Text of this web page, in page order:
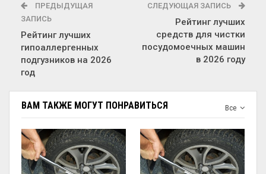
ПРЕДЫДУЩАЯ
ЗАПИСЬ
Рейтинг лучших
гипоаллергенных
подгузников на 2026
год
СЛЕДУЮЩАЯ ЗАПИСЬ
Рейтинг лучших
средств для чистки
посудомоечных машин
в 2026 году
Все
ВАМ ТАКЖЕ МОГУТ ПОНРАВИТЬСЯ